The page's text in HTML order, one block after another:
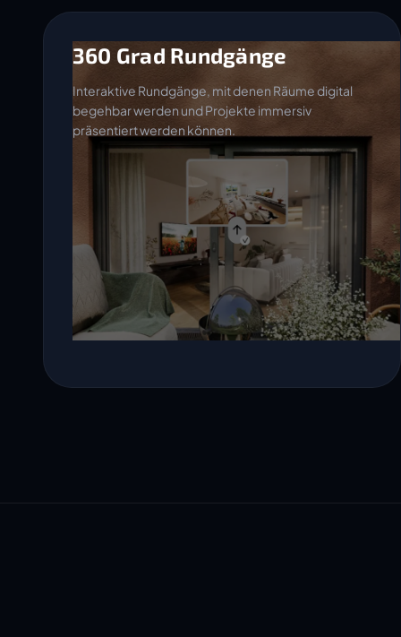
360 Grad Rundgänge
Interaktive Rundgänge, mit denen Räume digital
begehbar werden und Projekte immersiv
präsentiert werden können.